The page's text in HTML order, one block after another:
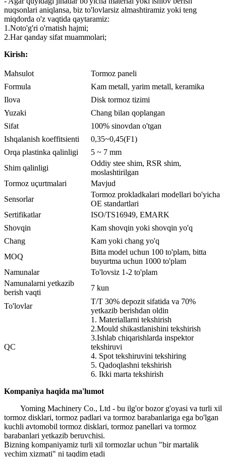
nuqsonlari aniqlansa, biz to'lovlarsiz almashtiramiz yoki teng
miqdorda o'z vaqtida qaytaramiz:
1.Noto'g'ri o'rnatish hajmi;
2.Har qanday sifat muammolari;
Kirish:
Mahsulot
Tormoz paneli
Formula
Kam metall, yarim metall, keramika
Ilova
Disk tormoz tizimi
Yuzaki
Chang bilan qoplangan
Sifat
100% sinovdan o'tgan
Ishqalanish koeffitsienti
0,35~0,45(F1)
Orqa plastinka qalinligi
5 ~ 7 mm
Shim qalinligi
Oddiy stee shim, RSR shim,
moslashtirilgan
Tormoz uçurtmalari
Mavjud
Sensorlar
Tormoz prokladkalari modellari bo'yicha
OE standartlari
Sertifikatlar
ISO/TS16949, EMARK
Shovqin
Kam shovqin yoki shovqin yo'q
Chang
Kam yoki chang yo'q
MOQ
Bitta model uchun 100 to'plam, bitta
buyurtma uchun 1000 to'plam
Namunalar
To'lovsiz 1-2 to'plam
Namunalarni yetkazib
berish vaqti
7 kun
To'lovlar
T/T 30% depozit sifatida va 70%
yetkazib berishdan oldin
QC
1. Materiallarni tekshirish
2.Mould shikastlanishini tekshirish
3.Ishlab chiqarishlarda inspektor
tekshiruvi
4. Spot tekshiruvini tekshiring
5. Qadoqlashni tekshirish
6. Ikki marta tekshirish
Kompaniya haqida ma'lumot
Yoming Machinery Co., Ltd - bu ilg'or bozor g'oyasi va turli xil
tormoz disklari, tormoz padlari va tormoz barabanlariga ega bo'lgan
kuchli avtomobil tormoz disklari, tormoz panellari va tormoz
barabanlari yetkazib beruvchisi.
Bizning kompaniyamiz turli xil tormozlar uchun "bir martalik
yechim xizmati" ni taqdim etadi